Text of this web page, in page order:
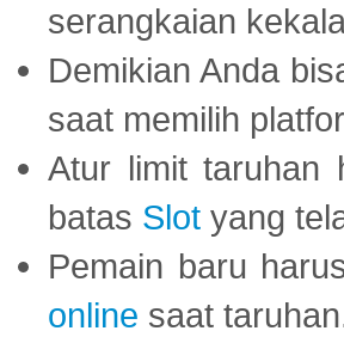
serangkaian
Demikian Anda
saat memilih
Atur limit taruhan
batas Slot yang
Pemain baru
online saat